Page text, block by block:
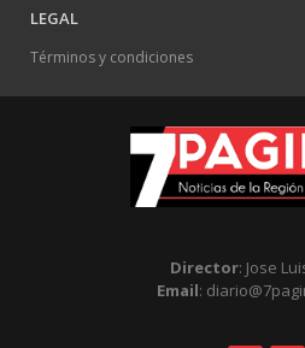
LEGAL
Términos y condiciones
Director: Jose
Email: